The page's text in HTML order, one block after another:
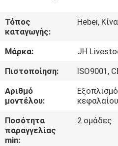
ΠΕΡΊΠΟΥ
ΕΜΕΊΣ
ΓΎΡΟΣ
ΕΡΓΟΣΤΑΣΊΩΝ
ΠΟΙΟΤΙΚΌΣ
ΈΛΕΓΧΟΣ
Τόπος
καταγωγής:
Hebei, Κίνα
Μάρκα:
JH
Πιστοποίηση:
ISO9001,
Αριθμό
μοντέλου:
κεφαλαίου
Ποσότητα
παραγγελίας
min:
2 ομάδες